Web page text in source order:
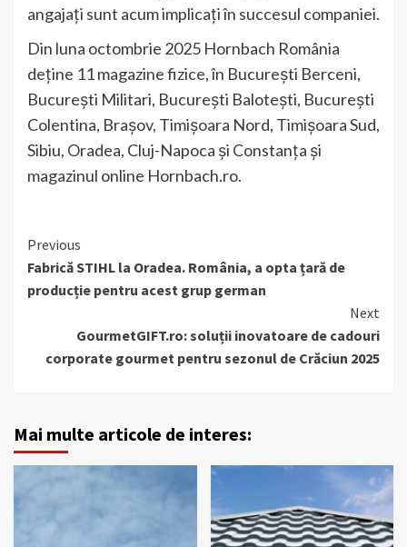
angajați sunt acum implicați în succesul companiei.
Din luna octombrie 2025 Hornbach România
deține 11 magazine fizice, în București Berceni,
București Militari, București Balotești, București
Colentina, Brașov, Timișoara Nord, Timișoara Sud,
Sibiu, Oradea, Cluj-Napoca și Constanța și
magazinul online Hornbach.ro.
Continue
Reading
Previous
Fabrică STIHL la Oradea. România, a opta țară de
producție pentru acest grup german
Next
GourmetGIFT.ro: soluții inovatoare de cadouri
corporate gourmet pentru sezonul de Crăciun 2025
Mai multe articole de interes: